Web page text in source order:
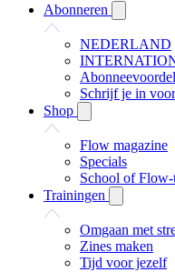
Abonneren
NEDERLAND
Schrijf je in
Shop
Flow magazine
Specials
School of
Trainingen
Omgaan met
Zines maken
Tijd voor jezelf